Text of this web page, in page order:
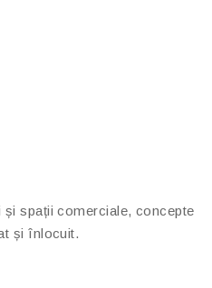
și spații comerciale, concepte
și înlocuit.